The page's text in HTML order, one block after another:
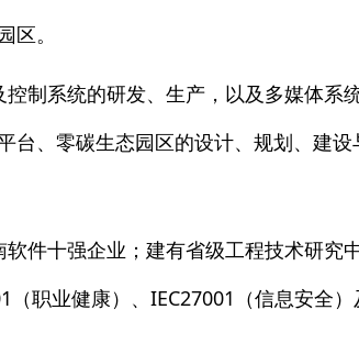
。
制系统的研发、生产，以及多媒体系
、零碳生态园区的设计、规划、建
件十强企业；建有省级工程技术研究
职业健康）、IEC27001（信息安全）